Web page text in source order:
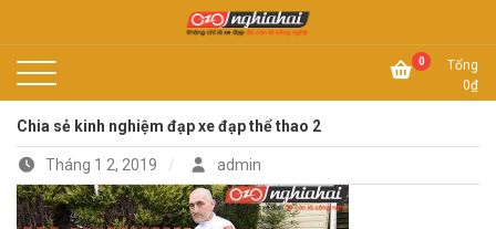
Xe đạp Nhật Nghĩa Hải 0
Tổng
0₫
Chia sẻ kinh nghiệm đạp xe đạp thể thao 2
Tháng 1 2, 2019 admin